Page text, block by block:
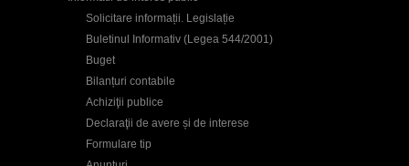
Solicitare informații. Legislație
Buletinul Informativ (Legea 544/2001)
Buget
Bilanțuri contabile
Achiziţii publice
Declaraţii de avere și de interese
Formulare tip